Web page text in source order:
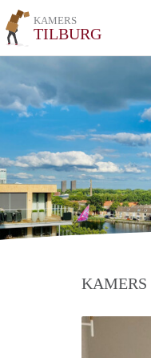
KAMERS
TILBURG
KAMERS